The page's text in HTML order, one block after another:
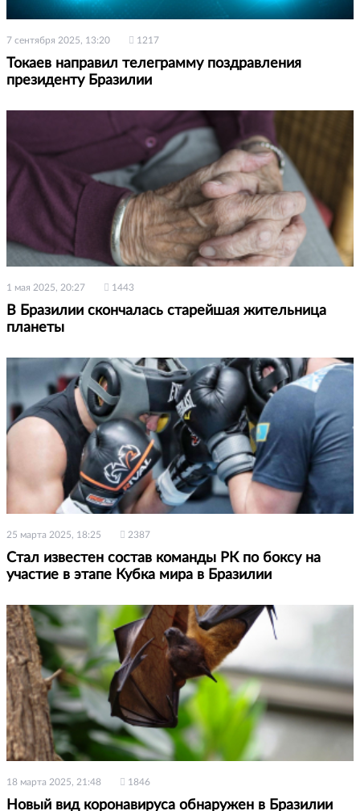
7 сентября 2025, 13:20 1217
Токаев направил телеграмму поздравления
президенту Бразилии
1 мая 2025, 20:27 1443
В Бразилии скончалась старейшая жительница
планеты
25 марта 2025, 18:25 2387
Стал известен состав команды РК по боксу на
участие в этапе Кубка мира в Бразилии
18 марта 2025, 21:48 1846
Новый вид коронавируса обнаружен в Бразилии